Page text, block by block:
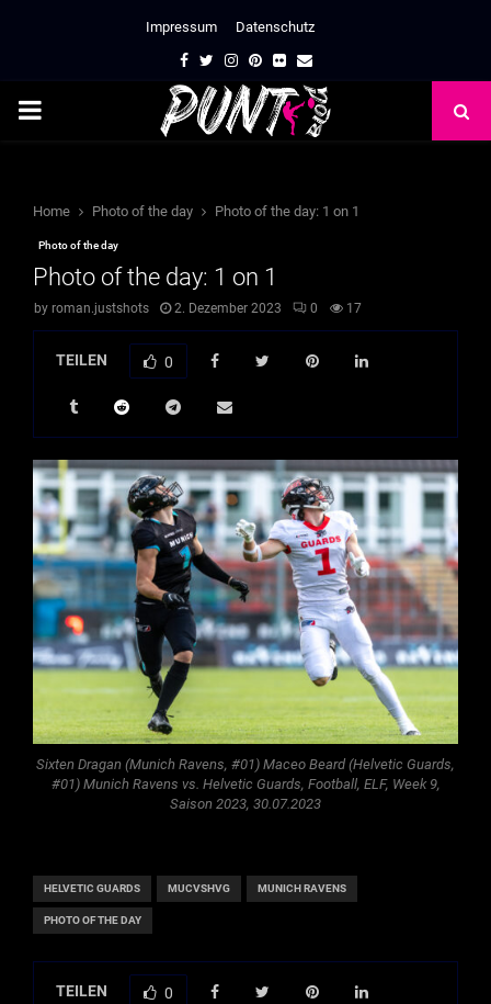
Impressum Datenschutz
Facebook
TwitterInstagram
Pinterest
FlickrEmail
PRIMARY
Home Photo of the day Photo of the day: 1 on 1
Photo of the day
Photo of the day: 1 on 1
by roman.justshots 2. Dezember 2023 0 17
TEILEN 0
Sixten Dragan (Munich Ravens, #01) Maceo Beard (Helvetic Guards,
#01) Munich Ravens vs. Helvetic Guards, Football, ELF, Week 9,
Saison 2023, 30.07.2023
HELVETIC GUARDS MUCVSHVG MUNICH RAVENS
PHOTO OF THE DAY
TEILEN 0